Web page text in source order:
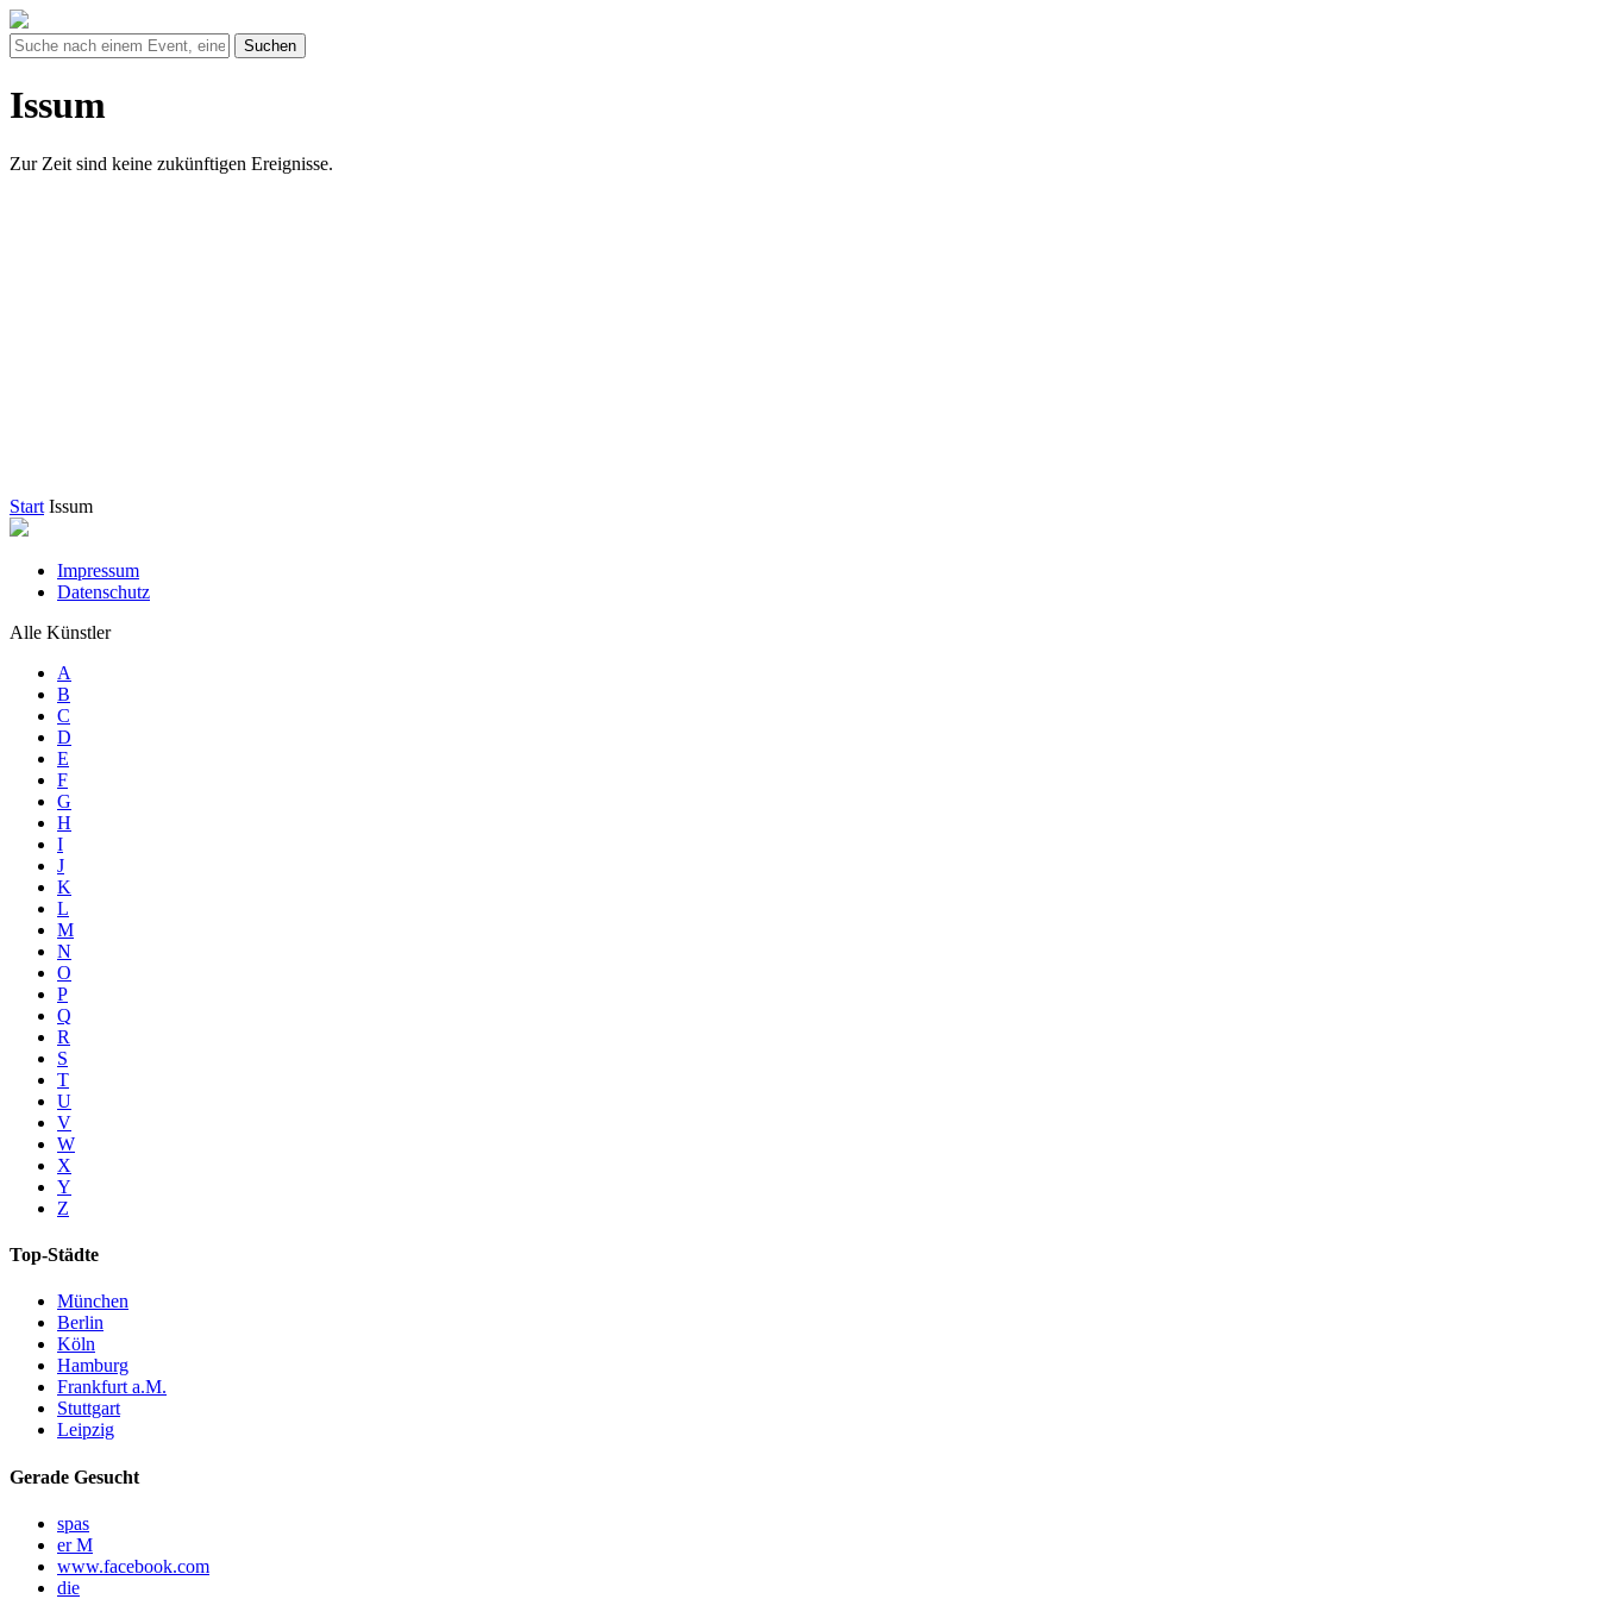
Suchen
Issum
Zur Zeit sind keine zukünftigen Ereignisse.
Start Issum
Impressum
Datenschutz
Alle Künstler
A
B
C
D
E
F
G
H
I
J
K
L
M
N
O
P
Q
R
S
T
U
V
W
X
Y
Z
Top-Städte
München
Berlin
Köln
Hamburg
Frankfurt a.M.
Stuttgart
Leipzig
Gerade Gesucht
spas
er M
www.facebook.com
die